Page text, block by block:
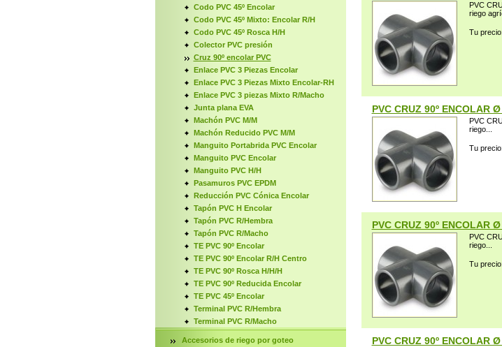
PVC
riego
Tu precio:
PVC CRUZ 90º ENCOLAR
PVC
riego...
Tu precio:
PVC CRUZ 90º ENCOLAR
PVC
riego...
Tu precio:
PVC CRUZ 90º ENCOLAR
Codo PVC 45º Encolar
Codo PVC 45º Mixto: Encolar R/H
Codo PVC 45º Rosca H/H
Colector PVC presión
Cruz 90º encolar PVC
Enlace PVC 3 Piezas Encolar
Enlace PVC 3 Piezas Mixto Encolar-RH
Enlace PVC 3 piezas Mixto R/Macho
Junta plana EVA
Machón PVC M/M
Machón Reducido PVC M/M
Manguito Portabrida PVC Encolar
Manguito PVC Encolar
Manguito PVC H/H
Pasamuros PVC EPDM
Reducción PVC Cónica Encolar
Tapón PVC H Encolar
Tapón PVC R/Hembra
Tapón PVC R/Macho
TE PVC 90º Encolar
TE PVC 90º Encolar R/H Centro
TE PVC 90º Rosca H/H/H
TE PVC 90º Reducida Encolar
TE PVC 45º Encolar
Terminal PVC R/Hembra
Terminal PVC R/Macho
Accesorios de riego por goteo